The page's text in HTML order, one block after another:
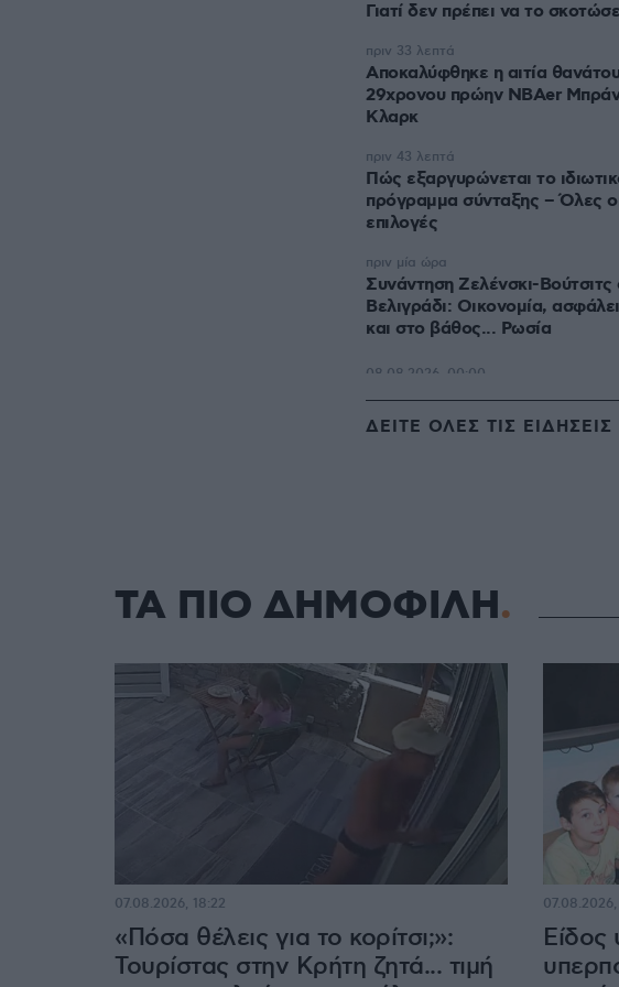
Γιατί δεν πρέπει να το
Αποκαλύφθηκε η αιτία
29χρονου πρώην NBAer
Κλαρκ
πριν 33 λεπτά
Πώς εξαργυρώνεται το
πρόγραμμα σύνταξης – Όλες
επιλογές
πριν 43 λεπτά
Συνάντηση Ζελένσκι-Βούτσιτς
Βελιγράδι: Οικονομία,
και στο βάθος... Ρωσία
πριν μία ώρα
ΔΕΙΤΕ ΟΛΕΣ ΤΙΣ ΕΙΔΗΣΕΙΣ
ΤΑ ΠΙΟ ΔΗΜΟΦΙΛΗ
«Πόσα θέλεις για το κορίτσι;»:
Τουρίστας στην Κρήτη ζητά... τιμή
07.08.2026, 18:22
Είδος
07.08.2026,